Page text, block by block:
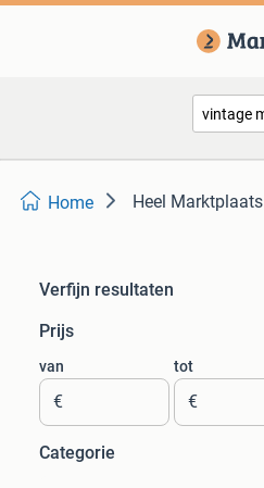
Home Heel Marktplaats
Verfijn resultaten
Prijs
van
€
tot
€
Categorie